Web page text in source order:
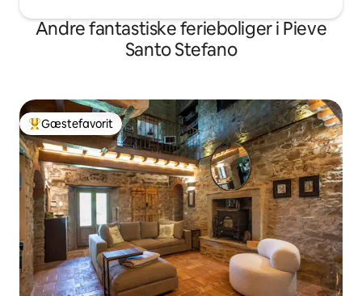
Andre fantastiske ferieboliger i Pieve
Santo Stefano
Bedste gæstefavorit
Gæstefavorit